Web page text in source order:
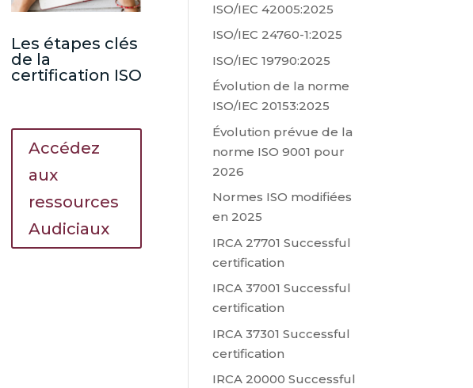
Les étapes clés
de la
certification ISO
Accédez
aux
ressources
Audiciaux
ISO/IEC 42005:2025
ISO/IEC 24760-1:2025
ISO/IEC 19790:2025
Évolution de la norme
ISO/IEC 20153:2025
Évolution prévue de la
norme ISO 9001 pour
2026
Normes ISO modifiées
en 2025
IRCA 27701 Successful
certification
IRCA 37001 Successful
certification
IRCA 37301 Successful
certification
IRCA 20000 Successful